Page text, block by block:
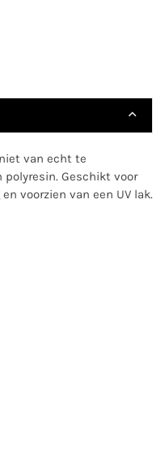
van echt te
Geschikt voor
voorzien van een UV lak.